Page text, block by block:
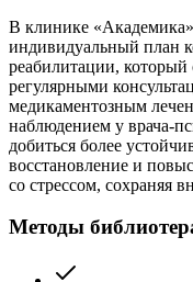
В клинике
индивидуальный план
реабилитации, который
регулярными
медикаментозным
наблюдением у врача-
добиться более
восстановление и
со стрессом, сохраняя
Методы